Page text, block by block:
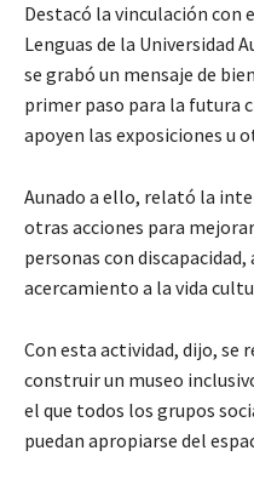
Destacó la vinculación
Lenguas de la Universidad
se grabó un mensaje de
primer paso para la futura
apoyen las exposiciones u
Aunado a ello, relató la
otras acciones para
personas con
acercamiento a la vida
Con esta actividad, dijo, se
construir un museo
el que todos los grupos
puedan apropiarse del